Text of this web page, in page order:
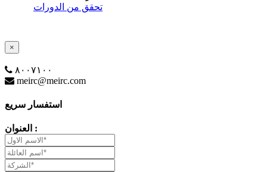
تحقق من الدورات
×
٨٠٠٧١٠٠
meirc@meirc.com
استفسار سريع
العنوان :